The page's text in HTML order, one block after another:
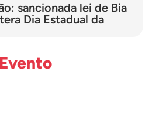
sancionada lei de Bia
Dia Estadual da